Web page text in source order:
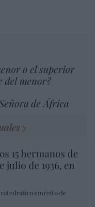
o el superior
del menor?
de África
15 hermanos de
julio de 1936, en
catedrático emérito de